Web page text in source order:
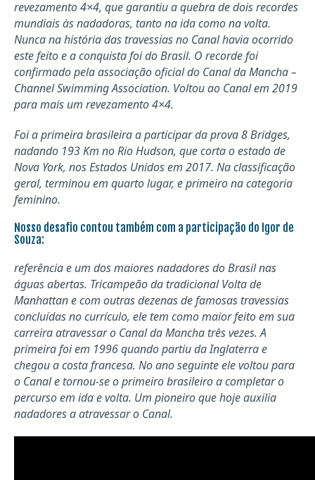
revezamento 4×4, que garantiu a quebra de dois recordes
mundiais às nadadoras, tanto na ida como na volta.
Nunca na história das travessias no Canal havia ocorrido
este feito e a conquista foi do Brasil. O recorde foi
confirmado pela associação oficial do Canal da Mancha –
Channel Swimming Association. Voltou ao Canal em 2019
para mais um revezamento 4×4.
Foi a primeira brasileira a participar da prova 8 Bridges,
nadando 193 Km no Rio Hudson, que corta o estado de
Nova York, nos Estados Unidos em 2017. Na classificação
geral, terminou em quarto lugar, e primeiro na categoria
feminino.
Nosso desafio contou também com a participação do Igor de
Souza:
referência e um dos maiores nadadores do Brasil nas
águas abertas. Tricampeão da tradicional Volta de
Manhattan e com outras dezenas de famosas travessias
concluídas no currículo, ele tem como maior feito em sua
carreira atravessar o Canal da Mancha três vezes. A
primeira foi em 1996 quando partiu da Inglaterra e
chegou a costa francesa. No ano seguinte ele voltou para
o Canal e tornou-se o primeiro brasileiro a completar o
percurso em ida e volta. Um pioneiro que hoje auxilia
nadadores a atravessar o Canal.